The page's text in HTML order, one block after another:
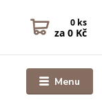
Menu
0 ks
za 0 Kč